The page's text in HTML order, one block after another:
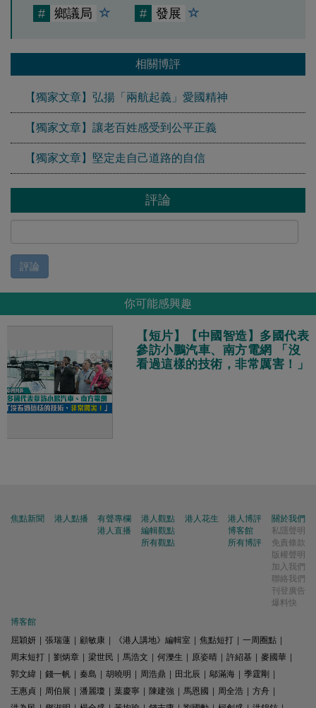
# 鄉議局 # 發展
相關博評
【獨家文章】弘揚「兩航起義」愛國精神
【獨家文章】讓老百姓感受到公平正義
【獨家文章】堅定走自己道路的自信
評論
評論
你可能感興趣
【短片】【中國智造】多國代表
參訪小鵬汽車、南方電網 「沒
看過這樣的技術，非常厲害！」
焦點新聞 港人點播
有聲專欄
港人直播
港人觀點
編輯觀點
所有觀點
港人花生
港人博評
博客館
所有博評
關於我們
私隱聲明
免責條款
版權聲明
加入我們
聯絡我們
刊登廣告
爆料快
博客館
屈穎妍
張瑞蓮 顧敏康 《港人講地》編輯室 焦點短打 一周圈點
周末短打
劉炳章 梁世民 馬浩文 何濼生 原姿晴 許紹基 麥國華
郭文緯
錢一帆 秦島 胡曉明 周浩鼎 田北辰 鄔滿海 季霆剛
王惠貞
周伯展 潘麗瓊 葉慶寧 陳建強 馬恩國 周全浩 方舟